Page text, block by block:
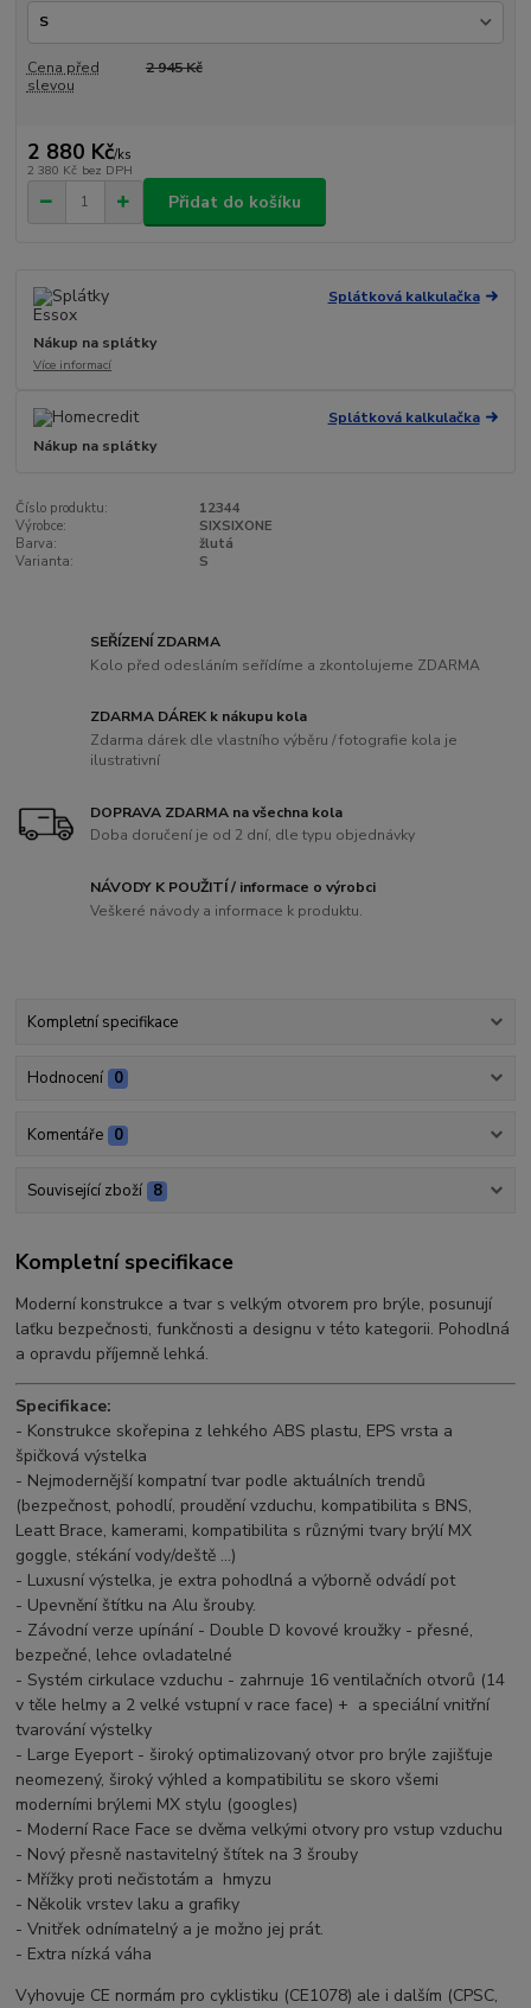
Cena před
slevou
2 945 Kč
2 880 Kč/ks
2 380 Kč bez DPH
Přidat do košíku
Splátková kalkulačka
Nákup na splátky
Více informací
Splátková kalkulačka
Nákup na splátky
Číslo produktu:
12344
Výrobce:
SIXSIXONE
Barva:
žlutá
Varianta:
S
SEŘÍZENÍ ZDARMA
Kolo před odesláním seřídíme a zkontolujeme ZDARMA
ZDARMA DÁREK k nákupu kola
Zdarma dárek dle vlastního výběru / fotografie kola je
ilustrativní
DOPRAVA ZDARMA na všechna kola
Doba doručení je od 2 dní, dle typu objednávky
NÁVODY K POUŽITÍ / informace o výrobci
Veškeré návody a informace k produktu.
Kompletní specifikace
Hodnocení 0
Komentáře 0
Související zboží 8
Kompletní specifikace
Moderní konstrukce a tvar s velkým otvorem pro brýle, posunují
laťku bezpečnosti, funkčnosti a designu v této kategorii. Pohodlná
a opravdu příjemně lehká.
Specifikace:
- Konstrukce skořepina z lehkého ABS plastu, EPS vrsta a
špičková výstelka
- Nejmodernější kompatní tvar podle aktuálních trendů
(bezpečnost, pohodlí, proudění vzduchu, kompatibilita s BNS,
Leatt Brace, kamerami, kompatibilita s různými tvary brýlí MX
goggle, stékání vody/deště ...)
- Luxusní výstelka, je extra pohodlná a výborně odvádí pot
- Upevnění štítku na Alu šrouby.
- Závodní verze upínání - Double D kovové kroužky - přesné,
bezpečné, lehce ovladatelné
- Systém cirkulace vzduchu - zahrnuje 16 ventilačních otvorů (14
v těle helmy a 2 velké vstupní v race face) + a speciální vnitřní
tvarování výstelky
- Large Eyeport - široký optimalizovaný otvor pro brýle zajišťuje
neomezený, široký výhled a kompatibilitu se skoro všemi
moderními brýlemi MX stylu (googles)
- Moderní Race Face se dvěma velkými otvory pro vstup vzduchu
- Nový přesně nastavitelný štítek na 3 šrouby
- Mřížky proti nečistotám a hmyzu
- Několik vrstev laku a grafiky
- Vnitřek odnímatelný a je možno jej prát.
- Extra nízká váha
Vyhovuje CE normám pro cyklistiku (CE1078) ale i dalším (CPSC,